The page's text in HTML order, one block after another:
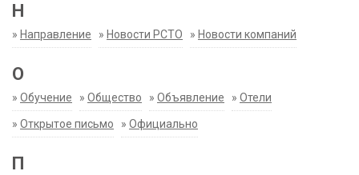
Н
» Направление » Новости РСТО » Новости компаний
О
» Обучение » Общество » Объявление » Отели
» Открытое письмо » Официально
П